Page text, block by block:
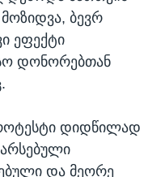
ბევრ
ეფექტი
დონორებთან
დიდწილად
და მეორე